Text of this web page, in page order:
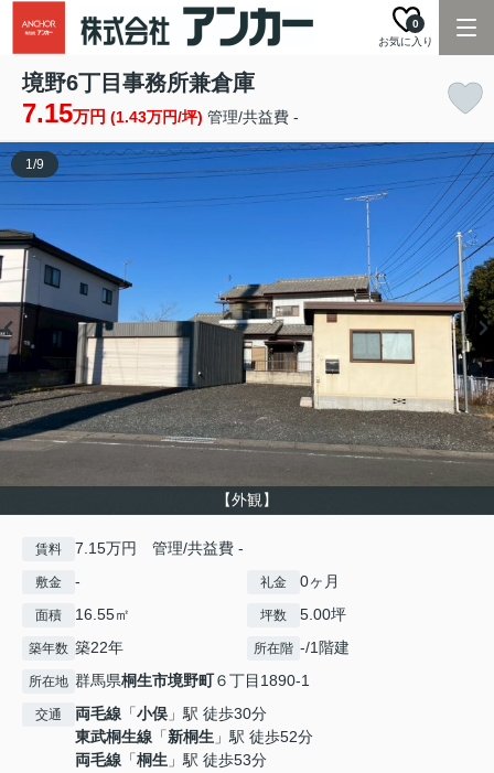
お気に入り
0
境野6丁目事務所兼倉庫
7.15万円 (1.43万円/坪) 管理/共益費 -
【外観】
1/9
賃料 7.15万円 管理/共益費 -
敷金 - 礼金 0ヶ月
面積 16.55㎡ 坪数 5.00坪
築年数 築22年 所在階 -/1階建
所在地 群馬県桐生市境野町６丁目1890-1
交通 両毛線 「小俣 」駅 徒歩30分
東武桐生線 「新桐生 」駅 徒歩52分
両毛線 「桐生 」駅 徒歩53分